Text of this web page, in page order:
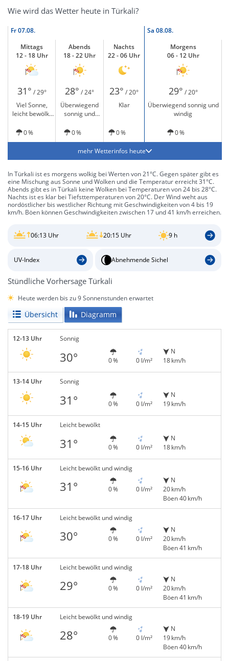
Wie wird das Wetter heute in Türkali?
Fr07.08. Sa 08.08.
Mittags
12 - 18 Uhr
Abends
18 - 22 Uhr
Nachts
22 - 06 Uhr
Morgens
06 - 12 Uhr
31° / 29° 28° / 24° 23° / 20° 29° / 20°
Viel Sonne,
leicht bewölkt
Überwiegend
sonnig und
Klar
Überwiegend sonnig und
windig
0 % 0 % 0 % 0 %
mehr Wetterinfos heute
In Türkali ist es morgens wolkig bei Werten von 21°C. Gegen später gibt es
eine Mischung aus Sonne und Wolken und die Temperatur erreicht 31°C.
Abends gibt es in Türkali keine Wolken bei Temperaturen von 24 bis 28°C.
Nachts ist es klar bei Tiefsttemperaturen von 20°C. Der Wind weht aus
nordöstlicher bis westlicher Richtung mit Geschwindigkeiten von 4 bis 19
km/h. Böen können Geschwindigkeiten zwischen 17 und 41 km/h erreichen.
06:13 Uhr 20:15 Uhr 9 h
UV-Index Abnehmende Sichel
Stündliche Vorhersage Türkali
Heute werden bis zu 9 Sonnenstunden erwartet
Übersicht Diagramm
12-13 Uhr Sonnig
30° 0 % 0 l/m²
N
18 km/h
13-14 Uhr Sonnig
31° 0 % 0 l/m²
N
19 km/h
14-15 Uhr Leicht bewölkt
31° 0 % 0 l/m²
N
18 km/h
15-16 Uhr Leicht bewölkt und windig
31° 0 % 0 l/m²
N
20 km/h
Böen 40 km/h
16-17 Uhr Leicht bewölkt und windig
30° 0 % 0 l/m²
N
20 km/h
Böen 41 km/h
17-18 Uhr Leicht bewölkt und windig
29° 0 % 0 l/m²
N
20 km/h
Böen 41 km/h
18-19 Uhr Leicht bewölkt und windig
28° 0 % 0 l/m²
N
19 km/h
Böen 40 km/h